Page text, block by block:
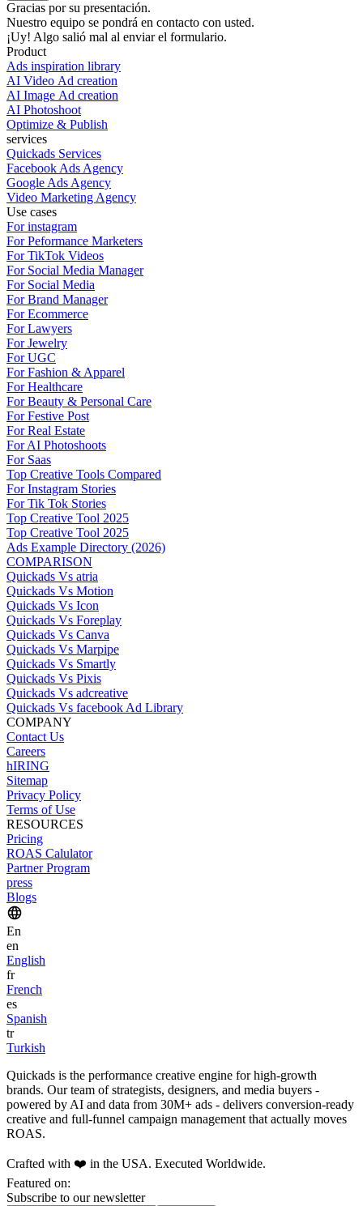
Gracias por su presentación.
Nuestro equipo se pondrá en contacto con usted.
¡Uy! Algo salió mal al enviar el formulario.
Product
Ads inspiration library
AI Video Ad creation
AI Image Ad creation
AI Photoshoot
Optimize & Publish
services
Quickads Services
Facebook Ads Agency
Google Ads Agency
Video Marketing Agency
Use cases
For instagram
For Peformance Marketers
For TikTok Videos
For Social Media Manager
For Social Media
For Brand Manager
For Ecommerce
For Lawyers
For Jewelry
For UGC
For Fashion & Apparel
For Healthcare
For Beauty & Personal Care
For Festive Post
For Real Estate
For AI Photoshoots
For Saas
Top Creative Tools Compared
For Instagram Stories
For Tik Tok Stories
Top Creative Tool 2025
Top Creative Tool 2025
Ads Example Directory (2026)
COMPARISON
Quickads Vs atria
Quickads Vs Motion
Quickads Vs Icon
Quickads Vs Foreplay
Quickads Vs Canva
Quickads Vs Marpipe
Quickads Vs Smartly
Quickads Vs Pixis
Quickads Vs adcreative
Quickads Vs facebook Ad Library
COMPANY
Contact Us
Careers
hIRING
Sitemap
Privacy Policy
Terms of Use
RESOURCES
Pricing
ROAS Calulator
Partner Program
press
Blogs
En
en
English
fr
French
es
Spanish
tr
Turkish
Quickads is the performance creative engine for high-growth
brands. Our team of strategists, designers, and media buyers -
powered by AI and data from 30M+ ads - delivers conversion-ready
creative and full-funnel campaign management that actually moves
ROAS.
Crafted with ❤️ in the USA. Executed Worldwide.
Featured on:
Subscribe to our newsletter